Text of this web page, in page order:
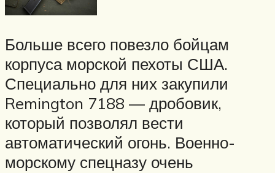
Больше всего повезло бойцам
корпуса морской пехоты США.
Специально для них закупили
Remington 7188 — дробовик,
который позволял вести
автоматический огонь. Военно-
морскому спецназу очень